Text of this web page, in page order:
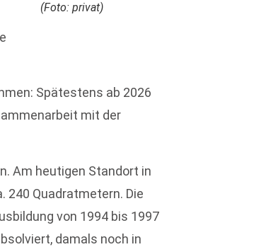
(Foto: privat)
Spätestens ab 2026
mit der
Am heutigen Standort in
240 Quadratmetern. Die
von 1994 bis 1997
damals noch in